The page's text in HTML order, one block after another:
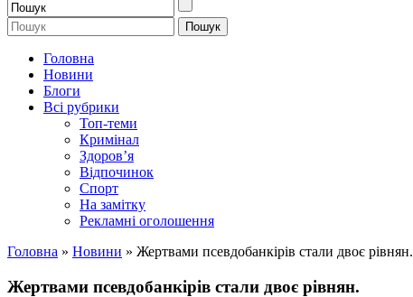
Головна
Новини
Блоги
Всі рубрики
Топ-теми
Кримінал
Здоров’я
Відпочинок
Спорт
На замітку
Рекламні оголошення
Головна » Новини » Жертвами псевдобанкірів стали двоє рівнян.
Жертвами псевдобанкірів стали двоє рівнян.